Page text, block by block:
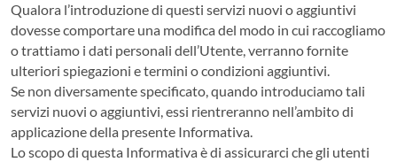
Qualora l’introduzione di questi servizi nuovi o aggiuntivi
dovesse comportare una modifica del modo in cui raccogliamo
o trattiamo i dati personali dell’Utente, verranno fornite
ulteriori spiegazioni e termini o condizioni aggiuntivi.
Se non diversamente specificato, quando introduciamo tali
servizi nuovi o aggiuntivi, essi rientreranno nell’ambito di
applicazione della presente Informativa.
Lo scopo di questa Informativa è di assicurarci che gli utenti